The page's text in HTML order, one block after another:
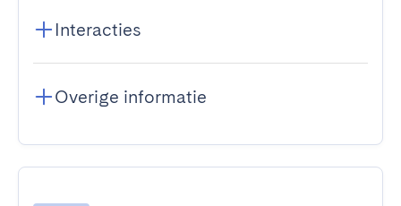
Interacties
Overige informatie